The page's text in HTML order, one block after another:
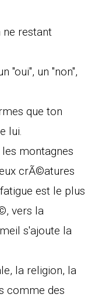
restant
"oui", un "non",
que ton
lui.
montagnes
crÃ©atures
est le plus
vers la
s'ajoute la
la religion, la
comme des